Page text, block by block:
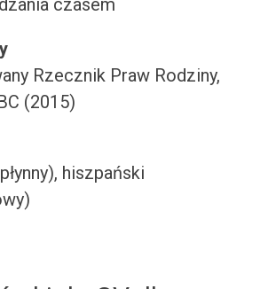
czasem
Rzecznik Praw Rodziny,
(2015)
hiszpański